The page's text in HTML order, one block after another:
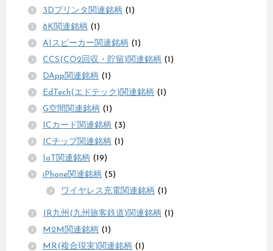
3Dプリンタ関連銘柄 (1)
8K関連銘柄 (1)
AIスピーカー関連銘柄 (1)
CCS(CO2回収・貯留)関連銘柄 (1)
DApp関連銘柄 (1)
EdTech(エドテック)関連銘柄 (1)
G空間関連銘柄 (1)
ICカード関連銘柄 (3)
ICチップ関連銘柄 (1)
IoT関連銘柄 (19)
iPhone関連銘柄 (5)
ワイヤレス充電関連銘柄 (1)
JR九州(九州旅客鉄道)関連銘柄 (1)
M2M関連銘柄 (1)
MR(複合現実)関連銘柄 (1)